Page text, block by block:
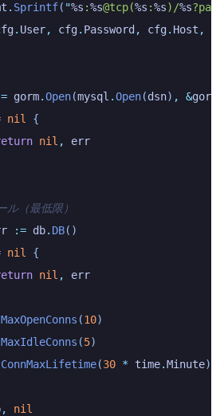
. Sprintf( "%s :%s@tcp(%s :%s)/%s
cfg
. User, cfg. Password , cfg. Host ,
gorm.Open(mysql .Open(dsn) , &gorm
nil {
return
nil ,
err
ル（最低限）
:= db. DB()
nil {
return
nil ,
err
(10)
(5)
(30 * time.Minute)
, nil